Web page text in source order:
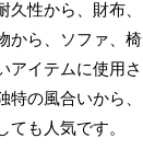
久性から、財布、
から、ソファ、椅
アイテムに使用さ
特の風合いから、
ても人気です。